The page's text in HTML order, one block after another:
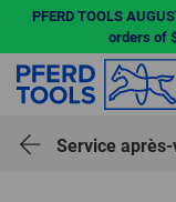
PFERD TOOLS
orders of
Service